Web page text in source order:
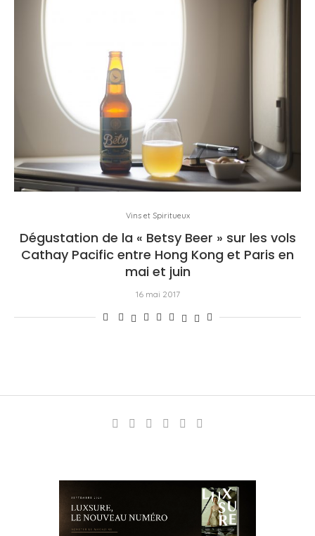
Vins et Spiritueux
Dégustation de la « Betsy Beer » sur les vols
Cathay Pacific entre Hong Kong et Paris en
mai et juin
16 mai 2017